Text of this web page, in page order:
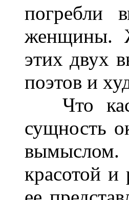
погребли
женщины.
этих двух
поэтов и
Что
сущность
красотой и